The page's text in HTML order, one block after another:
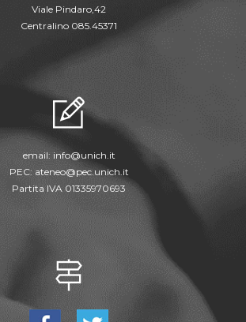
Viale Pindaro,42
Centralino 085.45371
email: info@unich.it
PEC: ateneo@pec.unich.it
Partita IVA 01335970693